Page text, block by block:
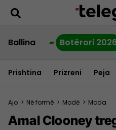
Ballina Botërori
Prishtina Prizreni Peja
Ajo > Në formë > Modë > Moda
Amal Clooney